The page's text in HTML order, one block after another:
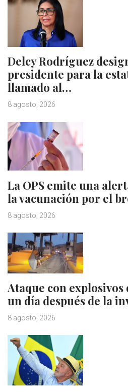
Delcy Rodríguez
presidente para la
llamado al…
8 agosto, 2026
La OPS emite una
la vacunación por el
8 agosto, 2026
Ataque con explosivos
un día después de la
8 agosto, 2026